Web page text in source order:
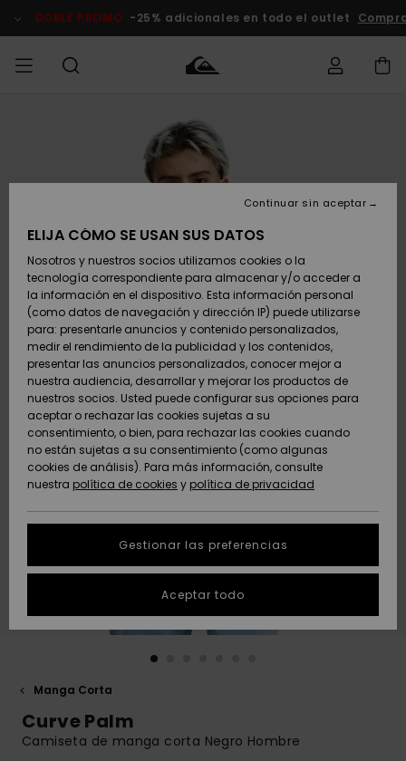
del
DOBLE PROMO -25% adicionales en todo el outlet
Ropa
Zapatos y
chanclas
Surf
Snow
Novedades
Destacados
Ropa
Zapatos y
chanclas
Surf
Snow
Novedades
Destacados
Shop
Destacados
Snow
SURF
Surf Shop
Hombre
Highlights
Comunidad
SNOW
Tienda
Snow
Hombre
Snow Niños
Tienda
Snow Mujer
Destacados
Comunidad
DOBLE
PROMO
Outlet
Hombre
Outlet
Mujer
AYUDA &
CONTACTO
Accede a tu
pedido
Envio
Devoluciones
Pago
Tarjeta de
regalo
Quiksilver
Freedom
Protección de
datos
personales
Inicia una
conversación
la respuesta
más rápida a
SOSTENIBILIDAD
Manga Corta
Curve Palm
Camiseta de manga corta Negro Hombre
ELIJA CÓMO SE USAN SUS DATOS
Nosotros y nuestros socios utilizamos cookies o la
tecnología correspondiente para almacenar y/o acceder a
la información en el dispositivo. Esta información personal
(como datos de navegación y dirección IP) puede utilizarse
para: presentarle anuncios y contenido personalizados,
medir el rendimiento de la publicidad y los contenidos,
presentar las anuncios personalizados, conocer mejor a
nuestra audiencia, desarrollar y mejorar los productos de
nuestros socios. Usted puede configurar sus opciones para
aceptar o rechazar las cookies sujetas a su
consentimiento, o bien, para rechazar las cookies cuando
no están sujetas a su consentimiento (como algunas
cookies de análisis). Para más información, consulte
nuestra política de cookies y política de privacidad
Gestionar las preferencias
Continuar sin aceptar
Aceptar todo